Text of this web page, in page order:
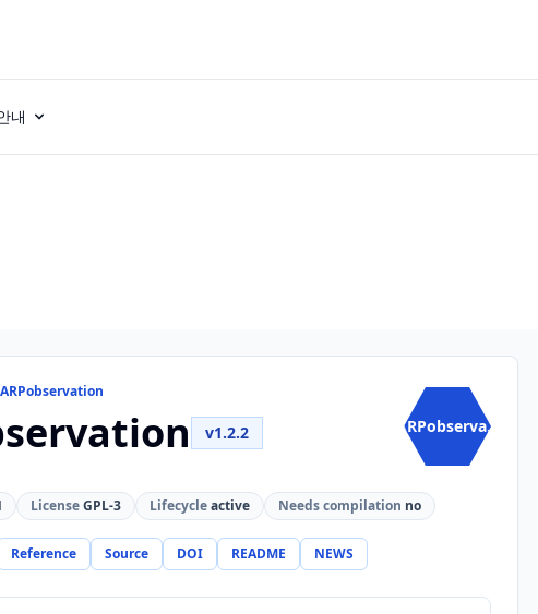
내
v1.2.2 ARPobserva...
LicenseGPL-3 Lifecycleactive Needs compilation no
Reference Source DOI README NEWS